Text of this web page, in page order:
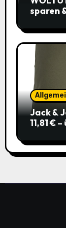
sparen
Jack &
11,81 €